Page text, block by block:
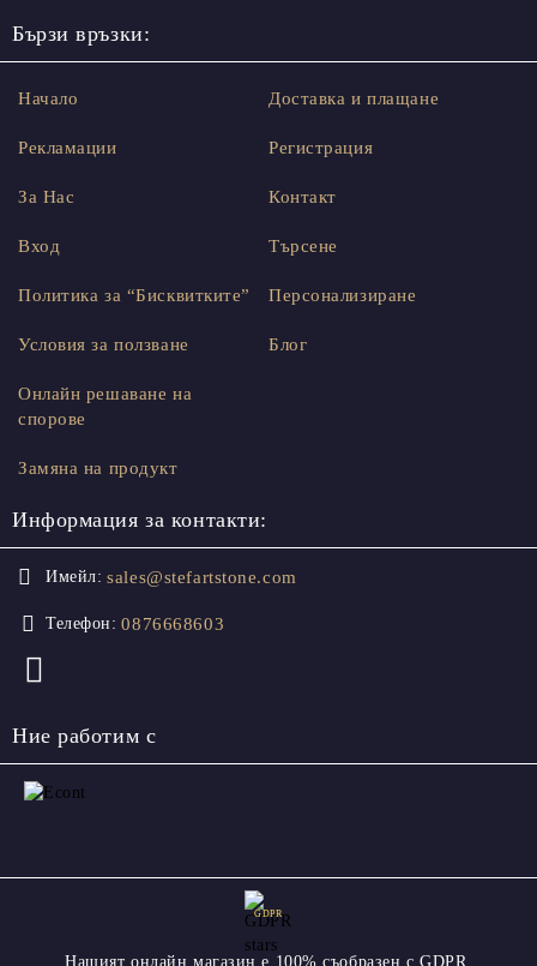
Бързи връзки:
Начало
Рекламации
За Нас
Вход
Доставка и плащане
Регистрация
Контакт
Търсене
Политика за “Бисквитките”
Условия за ползване
Онлайн решаване на
спорове
Замяна на продукт
Персонализиране
Блог
Информация за контакти:
Имейл: sales@stefartstone.com
Телефон: 0876668603
Ние работим с
GDPR
Нашият онлайн магазин е 100% съобразен с GDPR.